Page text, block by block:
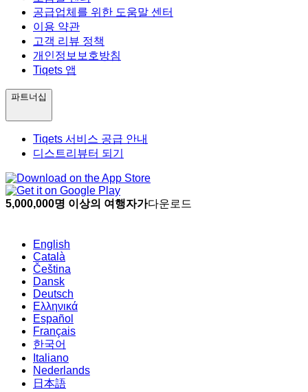
공급업체를 위한 도움말 센터
이용 약관
고객 리뷰 정책
개인정보보호방침
Tiqets 앱
파트너십
Tiqets 서비스 공급 안내
디스트리뷰터 되기
5,000,000명 이상의 여행자가다운로드
English
Català
Čeština
Dansk
Deutsch
Ελληνικά
Español
Français
한국어
Italiano
Nederlands
日本語